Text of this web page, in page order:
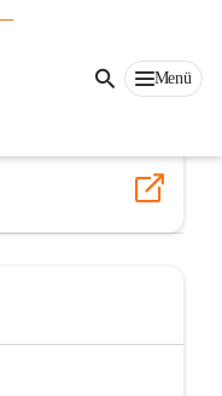
Menü